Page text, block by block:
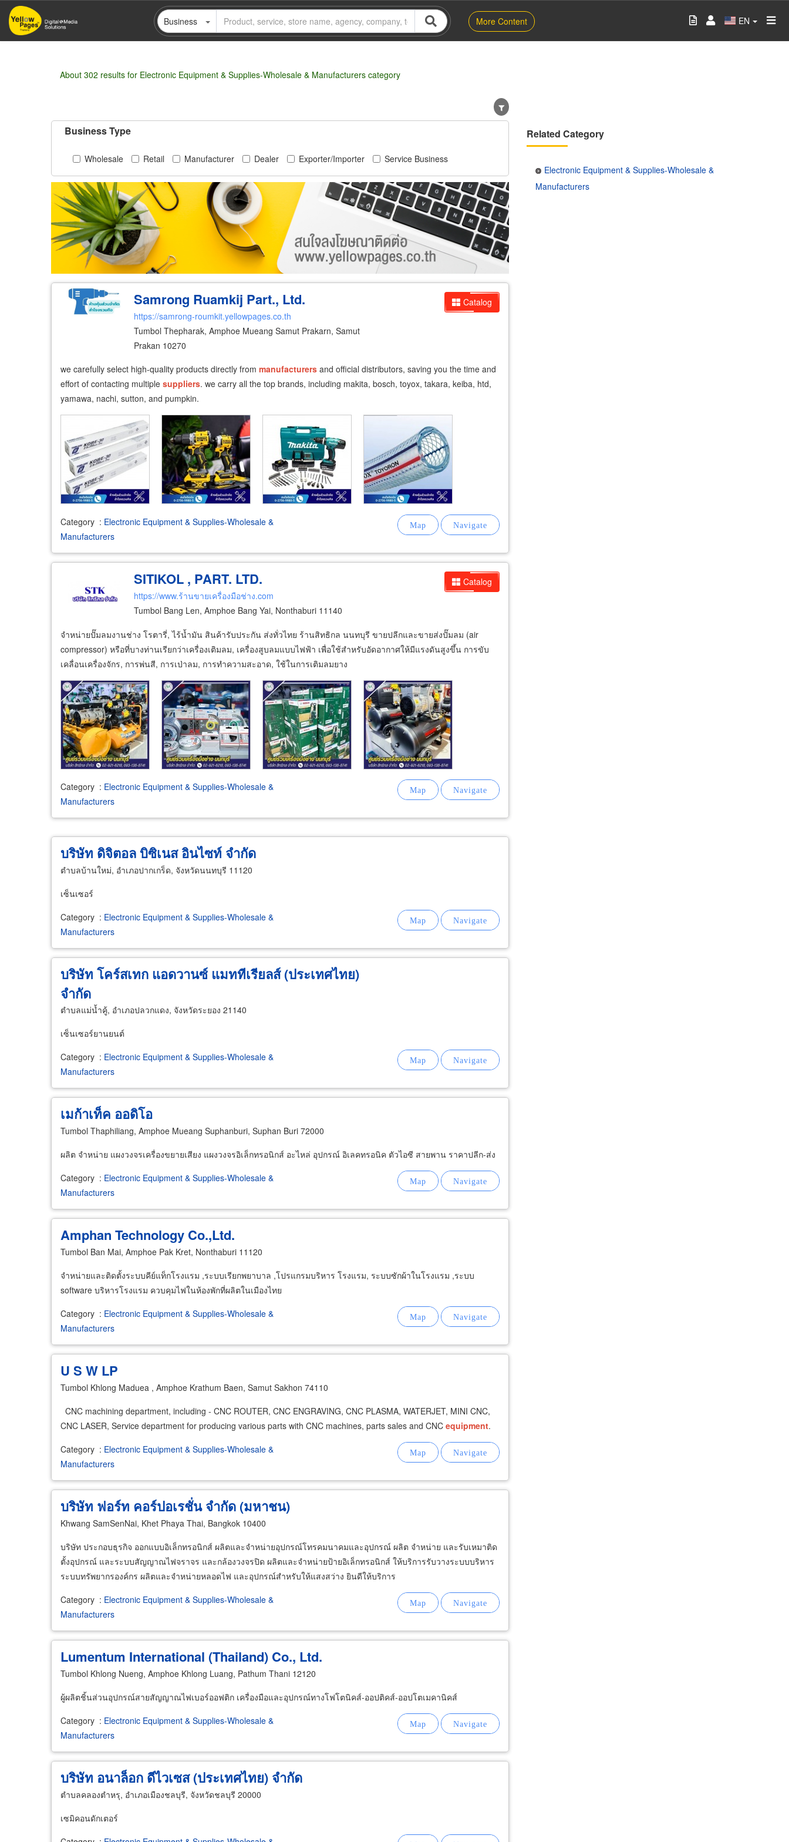
Skip
main
Business More Content EN
About 302 results for Electronic Equipment & Supplies-Wholesale & Manufacturers category
Business Type
Wholesale Retail Manufacturer Dealer Exporter/Importer Service Business
Catalog
Samrong Ruamkij Part., Ltd.
https://samrong-roumkit.yellowpages.co.th
Tumbol Thepharak, Amphoe Mueang Samut Prakarn, Samut
Prakan 10270
we carefully select high-quality products directly from manufacturers and official distributors, saving you the time and
effort of contacting multiple suppliers. we carry all the top brands, including makita, bosch, toyox, takara, keiba, htd,
yamawa, nachi, sutton, and pumpkin.
Category : Electronic Equipment & Supplies-Wholesale &
Manufacturers
Catalog
SITIKOL , PART. LTD.
https://www.ร้านขายเครื่องมือช่าง.com
Tumbol Bang Len, Amphoe Bang Yai, Nonthaburi 11140
จำหน่ายปั๊มลมงานช่าง โรตารี่, ไร้น้ำมัน สินค้ารับประกัน ส่งทั่วไทย ร้านสิทธิกล นนทบุรี ขายปลีกและขายส่งปั๊มลม (air
compressor) หรือที่บางท่านเรียกว่าเครื่องเติมลม, เครื่องสูบลมแบบไฟฟ้า เพื่อใช้สำหรับอัดอากาศให้มีแรงดันสูงขึ้น การขับ
เคลื่อนเครื่องจักร, การพ่นสี, การเป่าลม, การทำความสะอาด, ใช้ในการเติมลมยาง
Category : Electronic Equipment & Supplies-Wholesale &
Manufacturers
บริษัท ดิจิตอล บิซิเนส อินไซท์ จำกัด
ตำบลบ้านใหม่, อำเภอปากเกร็ด, จังหวัดนนทบุรี 11120
เซ็นเซอร์
Category : Electronic Equipment & Supplies-Wholesale &
Manufacturers
บริษัท โคร์สเทก แอดวานซ์ แมททีเรียลส์ (ประเทศไทย)
จำกัด
ตำบลแม่น้ำคู้, อำเภอปลวกแดง, จังหวัดระยอง 21140
เซ็นเซอร์ยานยนต์
Category : Electronic Equipment & Supplies-Wholesale &
Manufacturers
เมก้าเท็ค ออดิโอ
Tumbol Thaphiliang, Amphoe Mueang Suphanburi, Suphan Buri 72000
ผลิต จำหน่าย แผงวงจรเครื่องขยายเสียง แผงวงจรอิเล็กทรอนิกส์ อะไหล่ อุปกรณ์ อิเลคทรอนิค ตัวไอซี สายพาน ราคาปลีก-ส่ง
Category : Electronic Equipment & Supplies-Wholesale &
Manufacturers
Amphan Technology Co.,Ltd.
Tumbol Ban Mai, Amphoe Pak Kret, Nonthaburi 11120
จำหน่ายและติดตั้งระบบคีย์แท็กโรงแรม ,ระบบเรียกพยาบาล ,โปรแกรมบริหาร โรงแรม, ระบบซักผ้าในโรงแรม ,ระบบ
software บริหารโรงแรม ควบคุมไฟในห้องพักที่ผลิตในเมืองไทย
Category : Electronic Equipment & Supplies-Wholesale &
Manufacturers
U S W LP
Tumbol Khlong Maduea , Amphoe Krathum Baen, Samut Sakhon 74110
CNC machining department, including - CNC ROUTER, CNC ENGRAVING, CNC PLASMA, WATERJET, MINI CNC,
CNC LASER, Service department for producing various parts with CNC machines, parts sales and CNC equipment.
Category : Electronic Equipment & Supplies-Wholesale &
Manufacturers
บริษัท ฟอร์ท คอร์ปอเรชั่น จำกัด (มหาชน)
Khwang SamSenNai, Khet Phaya Thai, Bangkok 10400
บริษัท ประกอบธุรกิจ ออกแบบอิเล็กทรอนิกส์ ผลิตและจําหน่ายอุปกรณ์โทรคมนาคมและอุปกรณ์ ผลิต จําหน่าย และรับเหมาติด
ตั้งอุปกรณ์ และระบบสัญญาณไฟจราจร และกล้องวงจรปิด ผลิตและจําหน่ายป้ายอิเล็กทรอนิกส์ ให้บริการรับวางระบบบริหาร
ระบบทรัพยากรองค์กร ผลิตและจําหน่ายหลอดไฟ และอุปกรณ์สําหรับให้แสงสว่าง ยินดีให้บริการ
Category : Electronic Equipment & Supplies-Wholesale &
Manufacturers
Lumentum International (Thailand) Co., Ltd.
Tumbol Khlong Nueng, Amphoe Khlong Luang, Pathum Thani 12120
ผู้ผลิตชิ้นส่วนอุปกรณ์สายสัญญาณไฟเบอร์ออฟติก เครื่องมือและอุปกรณ์ทางโฟโตนิคส์-ออปติคส์-ออปโตเมคานิคส์
Category : Electronic Equipment & Supplies-Wholesale &
Manufacturers
บริษัท อนาล็อก ดีไวเซส (ประเทศไทย) จำกัด
ตำบลคลองตำหรุ, อำเภอเมืองชลบุรี, จังหวัดชลบุรี 20000
เซมิคอนดักเตอร์
Related Category
Electronic Equipment & Supplies-Wholesale &
Manufacturers